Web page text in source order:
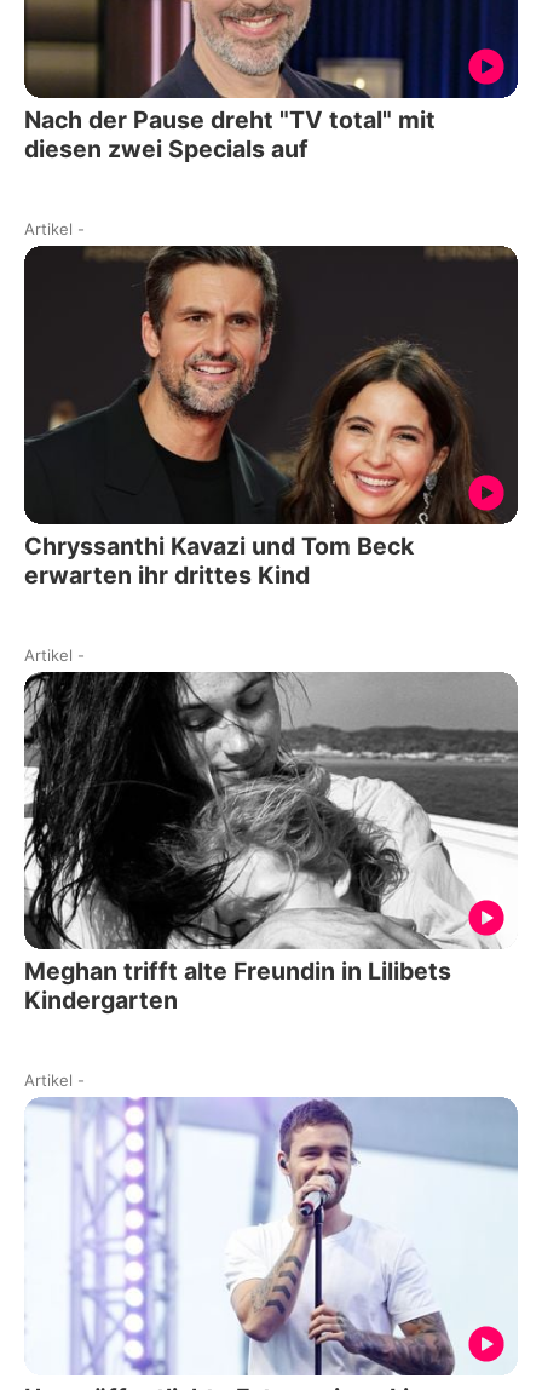
Nach der Pause dreht "TV total" mit
diesen zwei Specials auf
Artikel -
Chryssanthi Kavazi und Tom Beck
erwarten ihr drittes Kind
Artikel -
Meghan trifft alte Freundin in Lilibets
Kindergarten
Artikel -